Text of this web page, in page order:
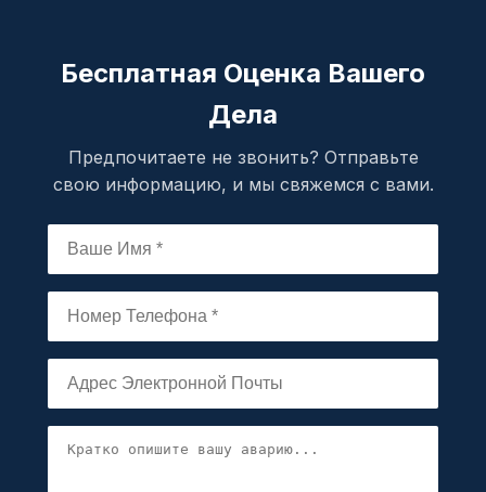
Бесплатная Оценка Вашего
Дела
Предпочитаете не звонить? Отправьте
свою информацию, и мы свяжемся с вами.